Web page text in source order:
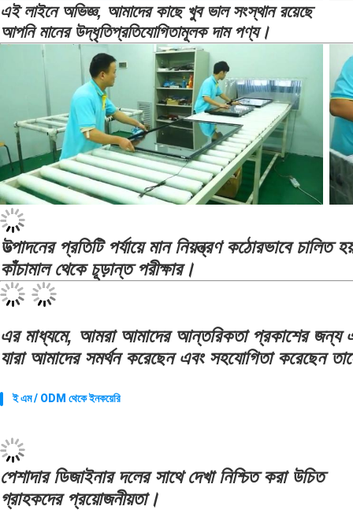
এই লাইনে অভিজ্ঞ, আমাদের কাছে খুব ভাল সংস্থান রয়েছে
আপনি মানের উদ্ধৃতিপ্রতিযোগিতামূলক দাম পণ্য।
উত্পাদনের প্রতিটি পর্যায়ে মান নিয়ন্ত্রণ কঠোরভাবে চালিত হয়
কাঁচামাল থেকে চূড়ান্ত পরীক্ষার।
এর মাধ্যমে, আমরা আমাদের আন্তরিকতা প্রকাশের জন্য
যারা আমাদের সমর্থন করেছেন এবং সহযোগিতা করেছেন
ই এম / ODM থেকে ইনকয়েরি
পেশাদার ডিজাইনার দলের সাথে দেখা নিশ্চিত করা উচিত
গ্রাহকদের প্রয়োজনীয়তা।